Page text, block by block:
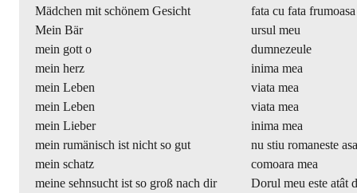
Mädchen mit schönem Gesicht
fata cu fata frumoasa
Mein Bär
ursul meu
mein gott o
dumnezeule
mein herz
inima mea
mein Leben
viata mea
mein Leben
viata mea
mein Lieber
inima mea
mein rumänisch ist nicht so gut
nu stiu romaneste
mein schatz
comoara mea
meine sehnsucht ist so groß nach dir
Dorul meu este atât